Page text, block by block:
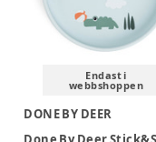
Endast i
webbshoppen
DONE BY DEER